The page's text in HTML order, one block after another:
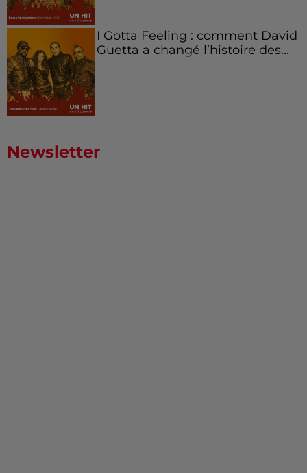
I Gotta Feeling : comment David
Guetta a changé l’histoire des...
Newsletter